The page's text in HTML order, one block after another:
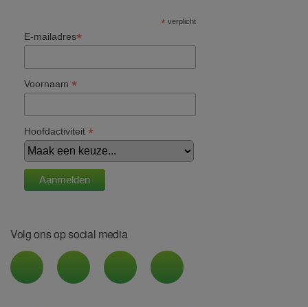
* verplicht
E-mailadres*
Voornaam *
Hoofdactiviteit *
Volg ons op social media